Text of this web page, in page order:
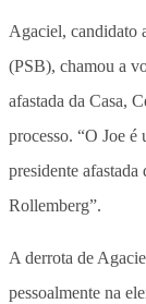
Agaciel, candidato
(PSB), chamou a
afastada da Casa,
processo. “O Joe
presidente
Rollemberg”.
A derrota de
pessoalmente na